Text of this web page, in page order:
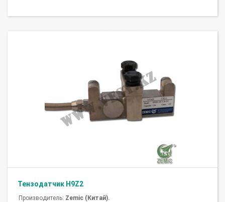
Тензодатчик H9Z2
Производитель: Zemic (Китай).